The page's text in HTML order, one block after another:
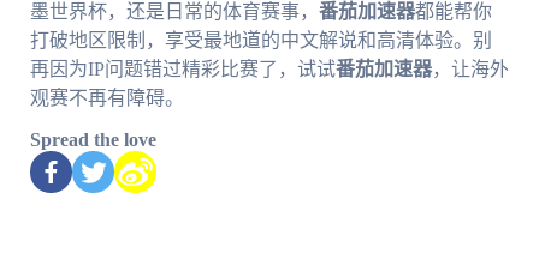
墨世界杯，还是日常的体育赛事， 番茄加速器都能帮你
打破地区限制，享受最地道的中文解说和高清体验。别
再因为IP问题错过精彩比赛了，试试番茄加速器，让海外
观赛不再有障碍。
Spread the love